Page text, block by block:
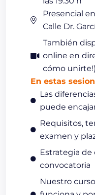
Presencial
Calle Dr.
También
online en
cómo unirte!)
En estas
Las
puede
Requisitos,
examen y
Estrategia de
convocatoria
Nuestro